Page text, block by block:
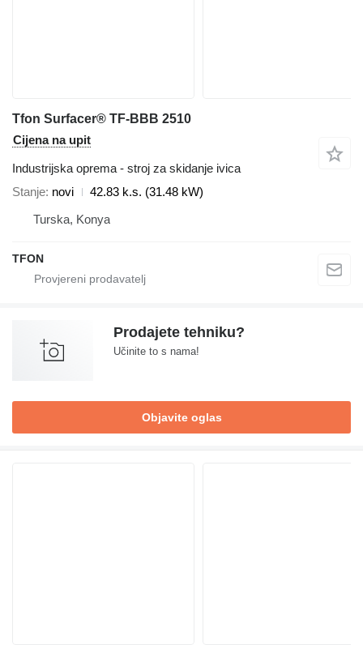
Tfon Surfacer® TF-BBB 2510
Cijena na upit
Industrijska oprema - stroj za skidanje ivica
Stanje novi
42.83 k.s. (31.48 kW)
Turska, Konya
TFON
Prodajete tehniku?
Učinite to s nama!
Objavite oglas